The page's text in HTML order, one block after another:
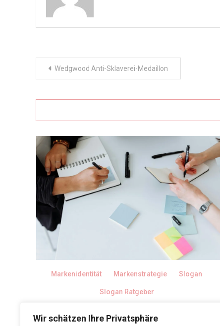
Wir schätzen Ihre Privatsphäre
PostWedgwood Anti-Sklaverei-Medaillon
Markenidentität Markenstrategie Slogan
Slogan Ratgeber
Wie starke